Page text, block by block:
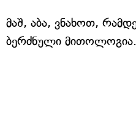
მაშ, აბა, ვნახოთ,
ბერძნული მითოლოგია.